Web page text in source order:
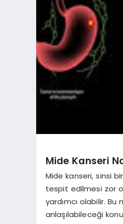
Mide Kanseri
Mide kanseri, sinsi
tespit edilmesi zor
yardımcı olabilir.
anlaşılabileceği